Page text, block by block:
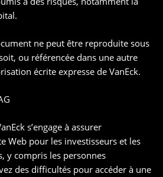
ne peut être reproduite sous
ou référencée dans une autre
écrite expresse de VanEck.
s’engage à assurer
Web pour les investisseurs et les
y compris les personnes
des difficultés pour accéder à une